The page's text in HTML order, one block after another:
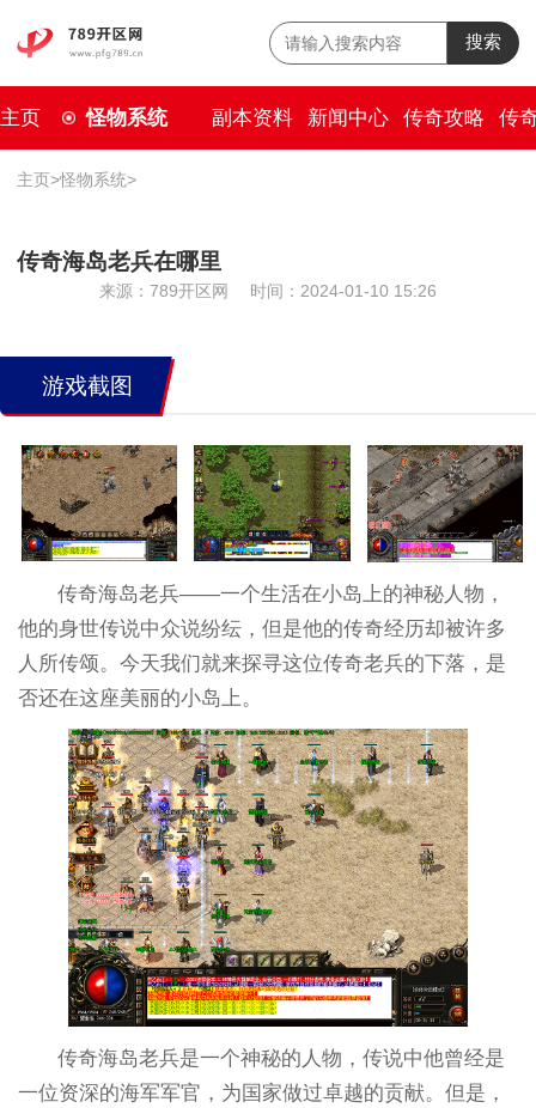
搜索
主页 怪物系统 副本资料 新闻中心 传奇攻略 传
主页>怪物系统>
传奇海岛老兵在哪里
来源：789开区网 时间：2024-01-10 15:26
游戏截图
传奇海岛老兵——一个生活在小岛上的神秘人物，
他的身世传说中众说纷纭，但是他的传奇经历却被许多
人所传颂。今天我们就来探寻这位传奇老兵的下落，是
否还在这座美丽的小岛上。
传奇海岛老兵是一个神秘的人物，传说中他曾经是
一位资深的海军军官，为国家做过卓越的贡献。但是，